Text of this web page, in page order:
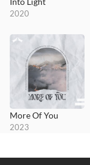
2020
More Of You
2023